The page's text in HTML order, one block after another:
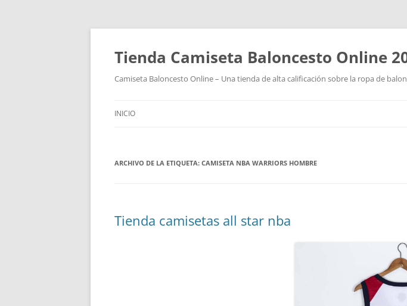
Tienda Camiseta Baloncesto Online
Camiseta Baloncesto Online – Una tienda de alta calificación sobre la ropa de
INICIO
ARCHIVO DE LA ETIQUETA: CAMISETA NBA WARRIORS HOMBRE
Tienda camisetas all star nba